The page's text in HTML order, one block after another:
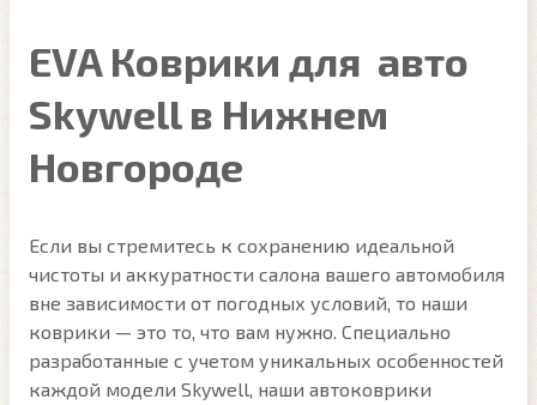
EVA Коврики для авто
Skywell в Нижнем
Новгороде
Если вы стремитесь к сохранению идеальной
чистоты и аккуратности салона вашего автомобиля
вне зависимости от погодных условий, то наши
коврики — это то, что вам нужно. Специально
разработанные с учетом уникальных особенностей
каждой модели Skywell, наши автоковрики